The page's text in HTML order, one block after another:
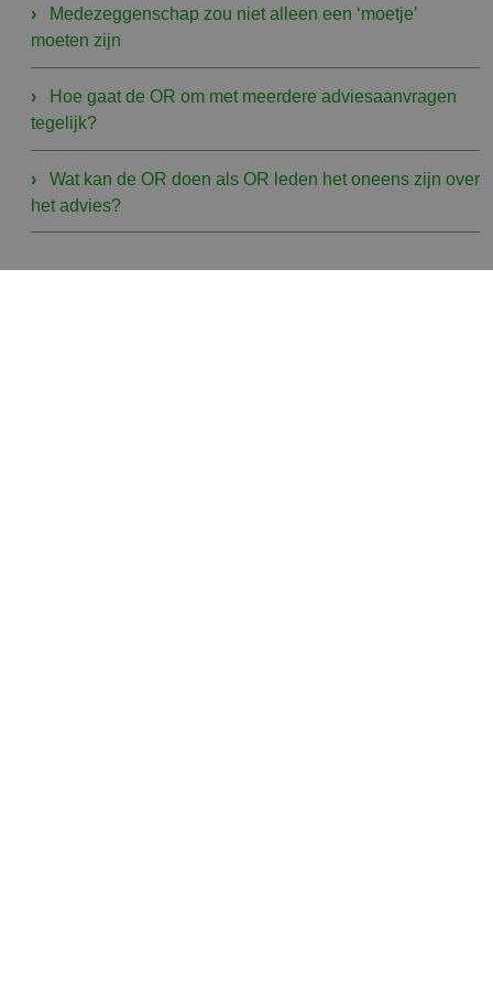
Medezeggenschap zou niet alleen een ‘moetje’
moeten zijn
Hoe gaat de OR om met meerdere adviesaanvragen
tegelijk?
Wat kan de OR doen als OR leden het oneens zijn over
het advies?